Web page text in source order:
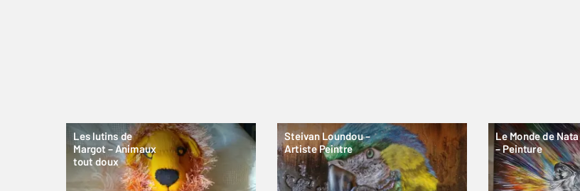
Les lutins de
Margot – Animaux
tout doux
Steivan Loundou –
Artiste Peintre
Le Monde de Nata
– Peinture